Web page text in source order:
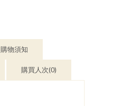
購物須知
購買人次(0)